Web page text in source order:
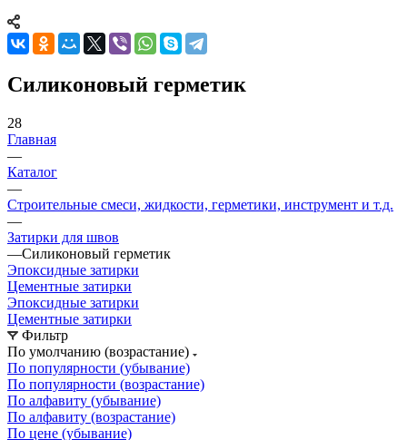
Силиконовый герметик
28
Главная
—
Каталог
—
Строительные смеси, жидкости, герметики, инструмент и т.д.
—
Затирки для швов
—Силиконовый герметик
Эпоксидные затирки
Цементные затирки
Эпоксидные затирки
Цементные затирки
Фильтр
По умолчанию (возрастание)
По популярности (убывание)
По популярности (возрастание)
По алфавиту (убывание)
По алфавиту (возрастание)
По цене (убывание)